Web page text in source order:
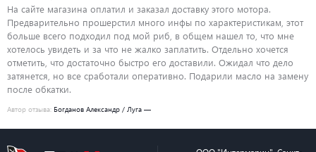
Дополнительная упаковка — стрэйч-пленка и проклейка всех
торцевых частей. Все моторы при перевозке транспортной
компанией застрахованы на полную стоимость.
Каждый мотор Mercury собирается из высококачественных деталей
и тщательно тестируется перед поступлением в продажу!
На сайте магазина оплатил и заказал доставку этого мотора.
Предварительно прошерстил много инфы по характеристикам, этот
больше всего подходил под мой риб, в общем нашел то, что мне
хотелось увидеть и за что не жалко заплатить. Отдельно хочется
отметить, что достаточно быстро его доставили. Ожидал что дело
затянется, но все сработали оперативно. Подарили масло на замену
после обкатки.
Автор отзыва: Богданов Александр / Луга —